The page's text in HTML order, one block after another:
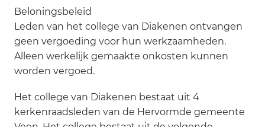
Beloningsbeleid
Leden van het college van Diakenen ontvangen
geen vergoeding voor hun werkzaamheden.
Alleen werkelijk gemaakte onkosten kunnen
worden vergoed.
Het college van Diakenen bestaat uit 4
kerkenraadsleden van de Hervormde gemeente